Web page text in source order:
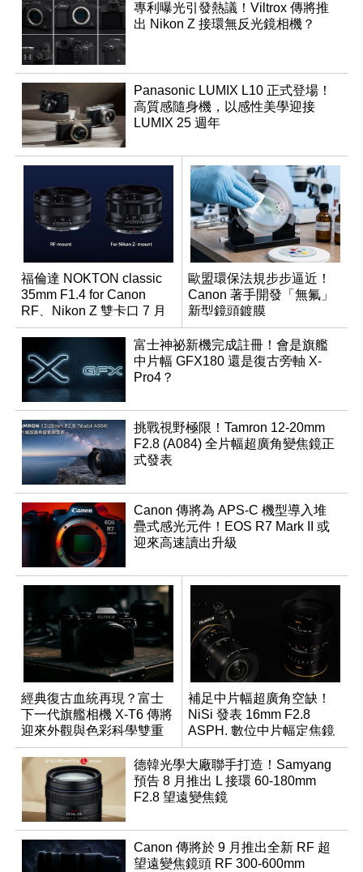
專利曝光引發熱議！Viltrox 傳將推
出 Nikon Z 接環無反光鏡相機？
Panasonic LUMIX L10 正式登場！
高質感隨身機，以感性美學迎接
LUMIX 25 週年
福倫達 NOKTON classic
35mm F1.4 for Canon
RF、Nikon Z 雙卡口 7 月
同步登台
歐盟環保法規步步逼近！
Canon 著手開發「無氟」
新型鏡頭鍍膜
富士神祕新機完成註冊！會是旗艦
中片幅 GFX180 還是復古旁軸 X-
Pro4？
挑戰視野極限！Tamron 12-20mm
F2.8 (A084) 全片幅超廣角變焦鏡正
式發表
Canon 傳將為 APS-C 機型導入堆
疊式感光元件！EOS R7 Mark II 或
迎來高速讀出升級
經典復古血統再現？富士
下一代旗艦相機 X-T6 傳將
迎來外觀與色彩科學雙重
優化
補足中片幅超廣角空缺！
NiSi 發表 16mm F2.8
ASPH. 數位中片幅定焦鏡
德韓光學大廠聯手打造！Samyang
預告 8 月推出 L 接環 60-180mm
F2.8 望遠變焦鏡
Canon 傳將於 9 月推出全新 RF 超
望遠變焦鏡頭 RF 300-600mm